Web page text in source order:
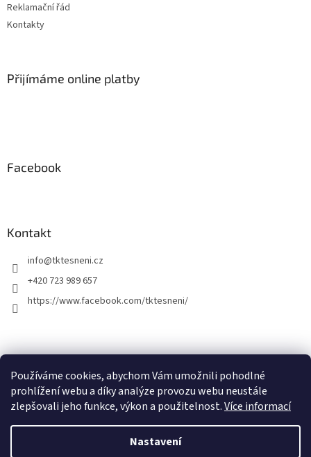
Používáme cookies, abychom Vám umožnili pohodlné
prohlížení webu a díky analýze provozu webu neustále
zlepšovali jeho funkce, výkon a použitelnost.Více informací
Nastavení
Reklamační řád
Kontakty
Přijímáme online platby
Facebook
Kontakt
info@tktesneni.cz
+420 723 989 657
https://www.facebook.com/tktesneni/